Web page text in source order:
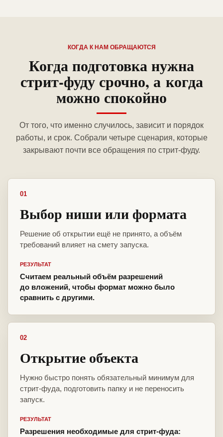
КОГДА К НАМ ОБРАЩАЮТСЯ
Когда подготовка нужна
стрит-фуду срочно, а когда
можно спокойно
От того, что именно случилось, зависит и порядок
работы, и срок. Собрали четыре сценария, которые
закрывают почти все обращения по стрит-фуду.
01
Выбор ниши или формата
Решение об открытии ещё не принято, а объём
требований влияет на смету запуска.
РЕЗУЛЬТАТ
Считаем реальный объём разрешений
до вложений, чтобы формат можно было
сравнить с другими.
02
Открытие объекта
Нужно быстро понять обязательный минимум для
стрит-фуда, подготовить папку и не переносить
запуск.
РЕЗУЛЬТАТ
Разрешения необходимые для стрит-фуда: